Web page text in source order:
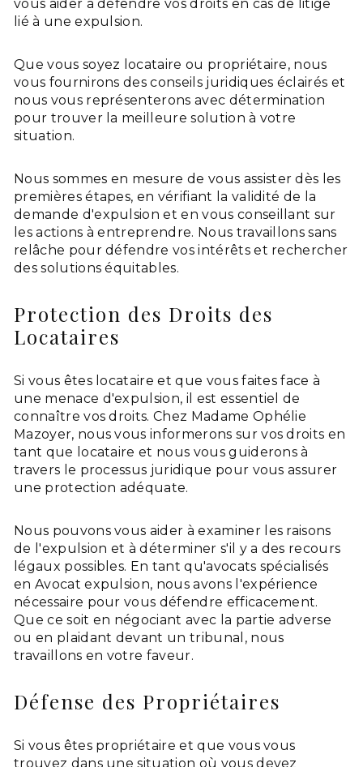
vous aider à défendre vos droits en cas de litige
lié à une expulsion.
Que vous soyez locataire ou propriétaire, nous
vous fournirons des conseils juridiques éclairés et
nous vous représenterons avec détermination
pour trouver la meilleure solution à votre
situation.
Nous sommes en mesure de vous assister dès les
premières étapes, en vérifiant la validité de la
demande d'expulsion et en vous conseillant sur
les actions à entreprendre. Nous travaillons sans
relâche pour défendre vos intérêts et rechercher
des solutions équitables.
Protection des Droits des
Locataires
Si vous êtes locataire et que vous faites face à
une menace d'expulsion, il est essentiel de
connaître vos droits. Chez Madame Ophélie
Mazoyer, nous vous informerons sur vos droits en
tant que locataire et nous vous guiderons à
travers le processus juridique pour vous assurer
une protection adéquate.
Nous pouvons vous aider à examiner les raisons
de l'expulsion et à déterminer s'il y a des recours
légaux possibles. En tant qu'avocats spécialisés
en Avocat expulsion, nous avons l'expérience
nécessaire pour vous défendre efficacement.
Que ce soit en négociant avec la partie adverse
ou en plaidant devant un tribunal, nous
travaillons en votre faveur.
Défense des Propriétaires
Si vous êtes propriétaire et que vous vous
trouvez dans une situation où vous devez